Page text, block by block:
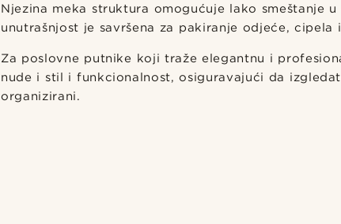
Njezina meka struktura omogućuje lako smeštanje
unutrašnjost je savršena za pakiranje odjeće,
Za poslovne putnike koji traže elegantnu i
nude i stil i funkcionalnost, osiguravajući da
organizirani.